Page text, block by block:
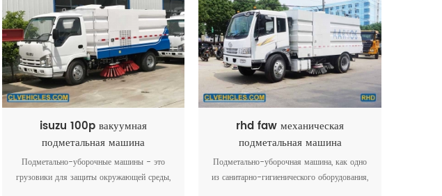
isuzu 100p вакуумная
подметальная машина
Подметально-уборочные машины - это
грузовики для защиты окружающей среды,
rhd faw механическая
подметальная машина
Подметально-уборочная машина, как одно
из санитарно-гигиенического оборудования,